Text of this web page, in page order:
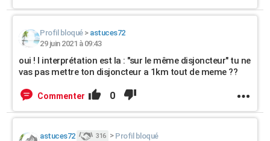
Profil bloqué> astuces72
29 juin 2021 à 09:43
oui ! l interprétation est la : "sur le même disjoncteur" tu ne
vas pas mettre ton disjoncteur a 1km tout de meme ??
Commenter 0
astuces72 316 > Profil bloqué